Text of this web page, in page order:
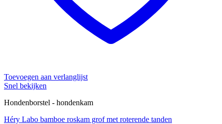
Toevoegen aan verlanglijst
Snel bekijken
Hondenborstel - hondenkam
Héry Labo bamboe roskam grof met roterende tanden